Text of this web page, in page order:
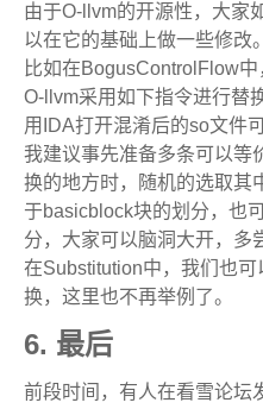
由于O-llvm的开源性，大家
以在它的基础上做一些修改。
比如在BogusControlFlow中
O-llvm采用如下指令进行替
用 IDA打开混淆后的so文件
我建议事先准备多条可以等
换的地方时，随机的选取其
于basicblock块的划分，也
分，大家可以脑洞大开，多
在Substitution中，我们也
换，这里也不再举例了。
6. 最后
前段时间，有人在看雪论坛